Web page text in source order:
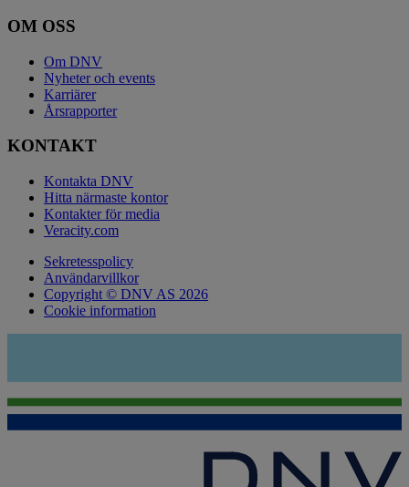
OM OSS
Om DNV
Nyheter och events
Karriärer
Årsrapporter
KONTAKT
Kontakta DNV
Hitta närmaste kontor
Kontakter för media
Veracity.com
Sekretesspolicy
Användarvillkor
Copyright © DNV AS 2026
Cookie information